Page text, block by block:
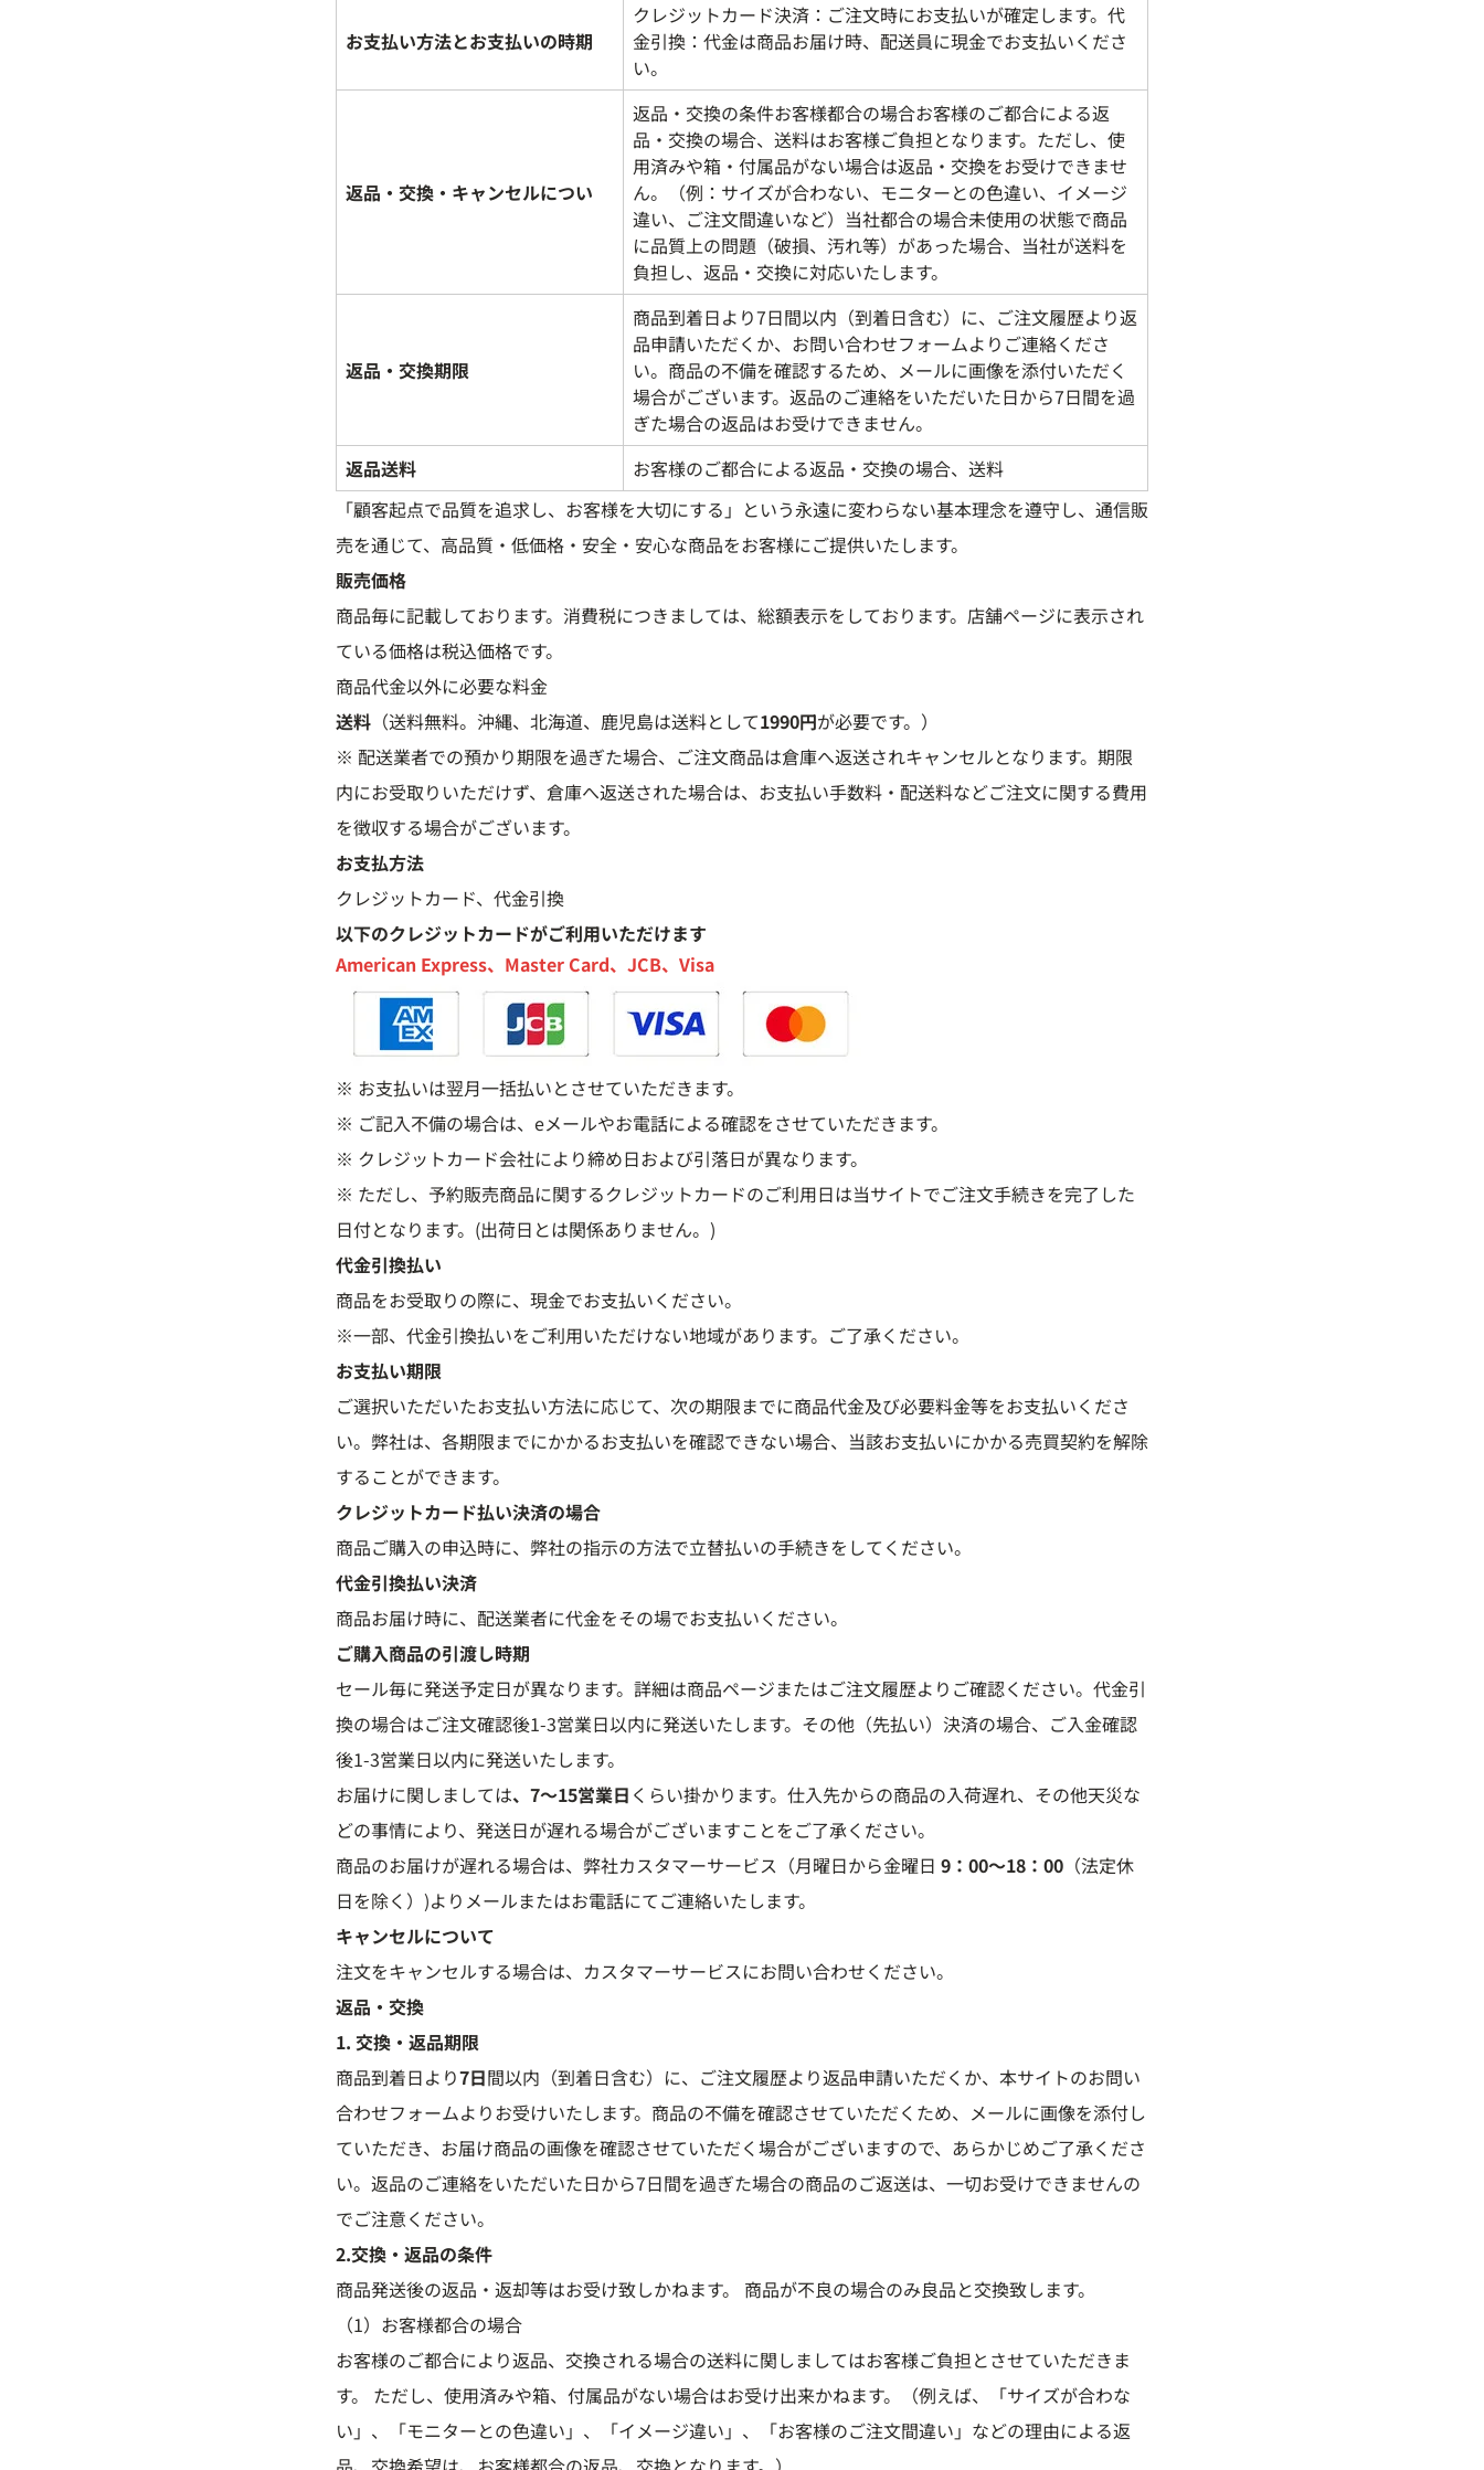
お支払い方法とお支払いの時期
クレジットカード決済：ご注文時にお支払いが確定します。代
金引換：代金は商品お届け時、配送員に現金でお支払いくださ
い。
返品・交換・キャンセルについ
返品・交換の条件お客様都合の場合お客様のご都合による返
品・交換の場合、送料はお客様ご負担となります。ただし、使
用済みや箱・付属品がない場合は返品・交換をお受けできませ
ん。（例：サイズが合わない、モニターとの色違い、イメージ
違い、ご注文間違いなど）当社都合の場合未使用の状態で商品
に品質上の問題（破損、汚れ等）があった場合、当社が送料を
負担し、返品・交換に対応いたします。
返品・交換期限
商品到着日より7日間以内（到着日含む）に、ご注文履歴より返
品申請いただくか、お問い合わせフォームよりご連絡くださ
い。商品の不備を確認するため、メールに画像を添付いただく
場合がございます。返品のご連絡をいただいた日から7日間を過
ぎた場合の返品はお受けできません。
返品送料
お客様のご都合による返品・交換の場合、送料
「顧客起点で品質を追求し、お客様を大切にする」という永遠に変わらない基本理念を遵守し、通信販
売を通じて、高品質・低価格・安全・安心な商品をお客様にご提供いたします。
販売価格
商品毎に記載しております。消費税につきましては、総額表示をしております。店舗ページに表示され
ている価格は税込価格です。
商品代金以外に必要な料金
送料 （送料無料。沖縄、北海道、鹿児島は送料として1990円が必要です。）
※ 配送業者での預かり期限を過ぎた場合、ご注文商品は倉庫へ返送されキャンセルとなります。期限
内にお受取りいただけず、倉庫へ返送された場合は、お支払い手数料・配送料などご注文に関する費用
を徴収する場合がございます。
お支払方法
クレジットカード、代金引換
以下のクレジットカードがご利用いただけます
American Express、Master Card、JCB、Visa
※ お支払いは翌月一括払いとさせていただきます。
※ ご記入不備の場合は、eメールやお電話による確認をさせていただきます。
※ クレジットカード会社により締め日および引落日が異なります。
※ ただし、予約販売商品に関するクレジットカードのご利用日は当サイトでご注文手続きを完了した
日付となります。(出荷日とは関係ありません。)
代金引換払い
商品をお受取りの際に、現金でお支払いください。
※一部、代金引換払いをご利用いただけない地域があります。ご了承ください。
お支払い期限
ご選択いただいたお支払い方法に応じて、次の期限までに商品代金及び必要料金等をお支払いくださ
い。弊社は、各期限までにかかるお支払いを確認できない場合、当該お支払いにかかる売買契約を解除
することができます。
クレジットカード払い決済の場合
商品ご購入の申込時に、弊社の指示の方法で立替払いの手続きをしてください。
代金引換払い決済
商品お届け時に、配送業者に代金をその場でお支払いください。
ご購入商品の引渡し時期
セール毎に発送予定日が異なります。詳細は商品ページまたはご注文履歴よりご確認ください。代金引
換の場合はご注文確認後1-3営業日以内に発送いたします。その他（先払い）決済の場合、ご入金確認
後1-3営業日以内に発送いたします。
お届けに関しましては、7～15営業日 くらい掛かります。仕入先からの商品の入荷遅れ、その他天災な
どの事情により、発送日が遅れる場合がございますことをご了承ください。
商品のお届けが遅れる場合は、弊社カスタマーサービス（月曜日から金曜日 9：00～18：00 （法定休
日を除く）)よりメールまたはお電話にてご連絡いたします。
キャンセルについて
注文をキャンセルする場合は、カスタマーサービスにお問い合わせください。
返品・交換
1. 交換・返品期限
商品到着日より7日間以内（到着日含む）に、ご注文履歴より返品申請いただくか、本サイトのお問い
合わせフォームよりお受けいたします。商品の不備を確認させていただくため、メールに画像を添付し
ていただき、お届け商品の画像を確認させていただく場合がございますので、あらかじめご了承くださ
い。返品のご連絡をいただいた日から7日間を過ぎた場合の商品のご返送は、一切お受けできませんの
でご注意ください。
2.交換・返品の条件
商品発送後の返品・返却等はお受け致しかねます。 商品が不良の場合のみ良品と交換致します。
（1）お客様都合の場合
お客様のご都合により返品、交換される場合の送料に関しましてはお客様ご負担とさせていただきま
す。 ただし、使用済みや箱、付属品がない場合はお受け出来かねます。（例えば、「サイズが合わな
い」、「モニターとの色違い」、「イメージ違い」、「お客様のご注文間違い」などの理由による返